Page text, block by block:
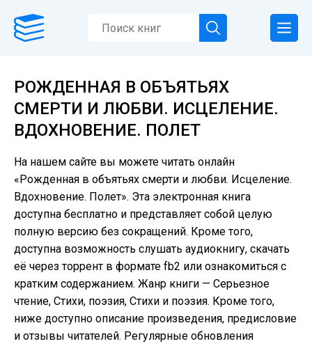
РОЖДЕННАЯ В ОБЪЯТЬЯХ
СМЕРТИ И ЛЮБВИ. ИСЦЕЛЕНИЕ.
ВДОХНОВЕНИЕ. ПОЛЕТ
На нашем сайте вы можете читать онлайн
«Рожденная в объятьях смерти и любви. Исцеление.
Вдохновение. Полет». Эта электронная книга
доступна бесплатно и представляет собой целую
полную версию без сокращений. Кроме того,
доступна возможность слушать аудиокнигу, скачать
её через торрент в формате fb2 или ознакомиться с
кратким содержанием. Жанр книги — Серьезное
чтение, Cтихи, поэзия, Стихи и поэзия. Кроме того,
ниже доступно описание произведения, предисловие
и отзывы читателей. Регулярные обновления